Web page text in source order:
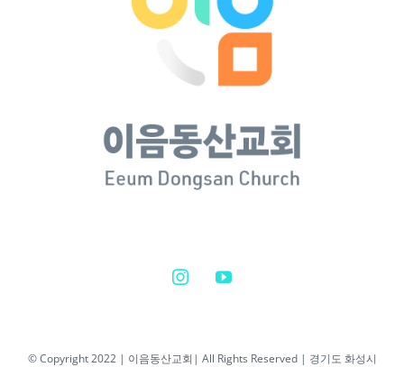
© Copyright 2022 | 이음동산교회| All Rights Reserved | 경기도 화성시